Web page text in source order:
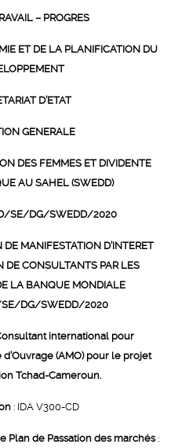
– PROGRES
ET DE LA PLANIFICATION DU
D’ETAT
GENERALE
DES FEMMES ET DIVIDENTE
AU SAHEL (SWEDD)
SE/DG/SWEDD/2020
MANIFESTATION D’INTERET
DE CONSULTANTS PAR LES
LA BANQUE MONDIALE
DG/SWEDD/2020
international pour
d’Ouvrage (AMO) pour le projet
Tchad-Cameroun.
: IDA V300-CD
Plan de Passation des marchés: